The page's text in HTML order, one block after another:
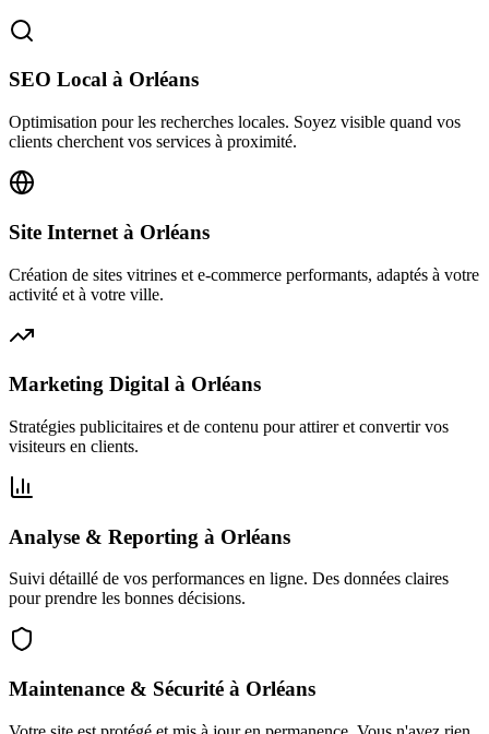
SEO Local à Orléans
Optimisation pour les recherches locales. Soyez visible quand vos
clients cherchent vos services à proximité.
Site Internet à Orléans
Création de sites vitrines et e-commerce performants, adaptés à votre
activité et à votre ville.
Marketing Digital à Orléans
Stratégies publicitaires et de contenu pour attirer et convertir vos
visiteurs en clients.
Analyse & Reporting à Orléans
Suivi détaillé de vos performances en ligne. Des données claires
pour prendre les bonnes décisions.
Maintenance & Sécurité à Orléans